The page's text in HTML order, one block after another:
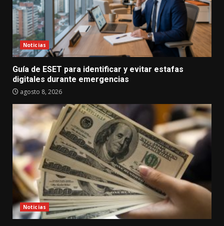
Noticias
Guía de ESET para identificar y evitar estafas
digitales durante emergencias
agosto 8, 2026
Noticias